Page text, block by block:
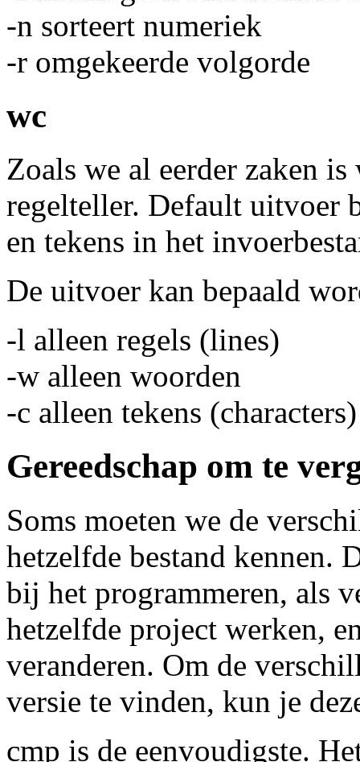
-n sorteert numeriek
-r omgekeerde volgorde
wc
Zoals we al eerder zaken
regelteller. Default uitvoer
en tekens in het
De uitvoer kan bepaald
-l alleen regels (lines)
-w alleen woorden
-c alleen tekens (characters)
Gereedschap om te
Soms moeten we de
hetzelfde bestand
bij het programmeren, als
hetzelfde project werken,
veranderen. Om de
versie te vinden, kun je
cmp is de eenvoudigste.